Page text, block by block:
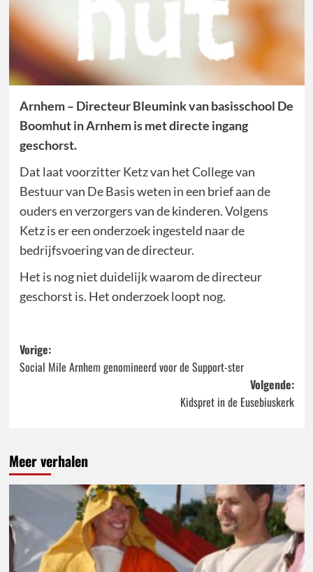
Arnhem – Directeur Bleumink van basisschool De
Boomhut in Arnhem is met directe ingang
geschorst.
Dat laat voorzitter Ketz van het College van
Bestuur van De Basis weten in een brief aan de
ouders en verzorgers van de kinderen. Volgens
Ketz is er een onderzoek ingesteld naar de
bedrijfsvoering van de directeur.
Het is nog niet duidelijk waarom de directeur
geschorst is. Het onderzoek loopt nog.
Bericht
navigatie
Vorige:
Social Mile Arnhem genomineerd voor de Support-ster
Volgende:
Kidspret in de Eusebiuskerk
Meer verhalen